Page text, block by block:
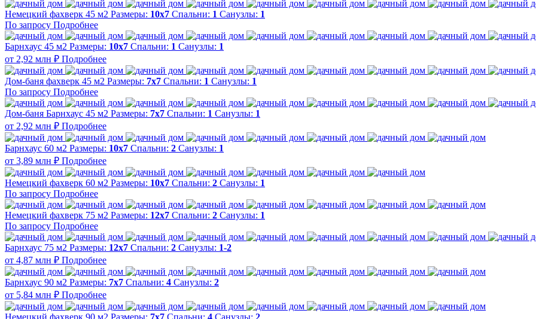
Немецкий фахверк 45 м2 Размеры: 10х7 Спальни: 1 Санузлы: 1
По запросу Подробнее
Барнхаус 45 м2 Размеры: 10х7 Спальни: 1 Санузлы: 1
от 2,92 млн ₽ Подробнее
Дом-баня фахверк 45 м2 Размеры: 7x7 Спальни: 1 Санузлы: 1
По запросу Подробнее
Дом-баня Барнхаус 45 м2 Размеры: 7x7 Спальни: 1 Санузлы: 1
от 2,92 млн ₽ Подробнее
Барнхаус 60 м2 Размеры: 10х7 Спальни: 2 Санузлы: 1
от 3,89 млн ₽ Подробнее
Немецкий фахверк 60 м2 Размеры: 10х7 Спальни: 2 Санузлы: 1
По запросу Подробнее
Немецкий фахверк 75 м2 Размеры: 12x7 Спальни: 2 Санузлы: 1
По запросу Подробнее
Барнхаус 75 м2 Размеры: 12x7 Спальни: 2 Санузлы: 1-2
от 4,87 млн ₽ Подробнее
Барнхаус 90 м2 Размеры: 7x7 Спальни: 4 Санузлы: 2
от 5,84 млн ₽ Подробнее
Немецкий фахверк 90 м2 Размеры: 7x7 Спальни: 4 Санузлы: 2